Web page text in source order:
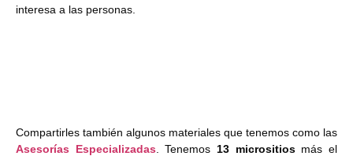
interesa a las personas.
Compartirles también algunos materiales que tenemos como las
Asesorías Especializadas . Tenemos 13 micrositiosmás el